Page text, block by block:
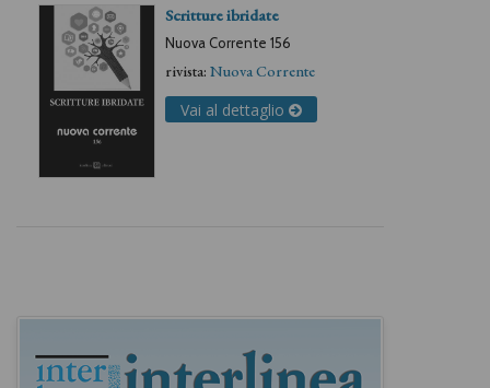
Scritture ibridate
Nuova Corrente 156
rivista: Nuova Corrente
Vai al dettaglio